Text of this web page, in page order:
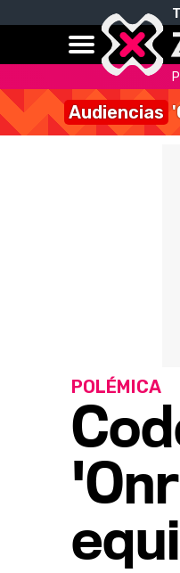
Audiencias
POLÉMICA